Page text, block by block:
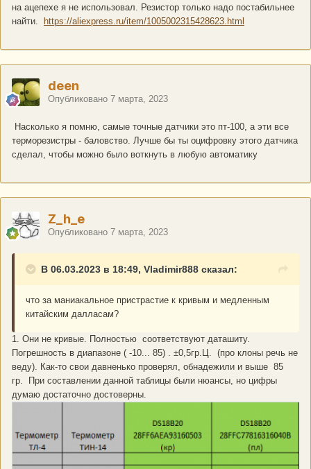
на ацепехе я не использовал. Резистор только надо постабильнее
найти.
https://aliexpress.ru/item/1005002315428623.html
deen
Опубликовано 7 марта, 2023
Насколько я помню, самые точные датчики это пт-100, а эти все
терморезистры - баловство. Лучше бы ты оцифровку этого датчика
сделал, чтобы можно было воткнуть в любую автоматику
Z_h_e
Опубликовано 7 марта, 2023
В 06.03.2023 в 18:49, Vladimir888 сказал:
что за маниакальное пристрастие к кривым и медленным
китайским далласам?
1. Они не кривые. Полностью соответствуют даташиту.
Погрешность в диапазоне ( -10... 85) . ±0,5гр.Ц. (про клоны речь не
веду). Как-то свои давненько проверял, обнадежили и выше 85
гр. При составлении данной таблицы были нюансы, но цифры
думаю достаточно достоверны.